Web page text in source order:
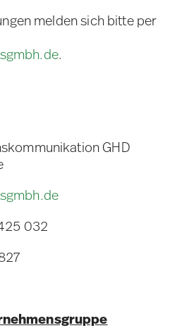
melden sich bitte per
.
GHD
032